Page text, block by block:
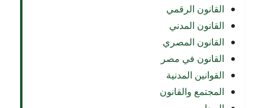
القانون الرقمي
القانون المدني
القانون المصري
القانون في مصر
القوانين المدنية
المجتمع والقانون